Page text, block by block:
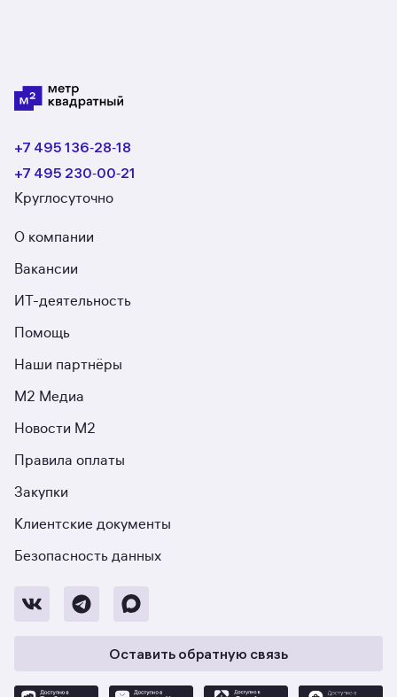
+7 495 136‑28‑18
+7 495 230‑00‑21
Круглосуточно
О компании
Вакансии
ИТ-деятельность
Помощь
Наши партнёры
М2 Медиа
Новости М2
Правила оплаты
Закупки
Клиентские документы
Безопасность данных
Оставить обратную связь